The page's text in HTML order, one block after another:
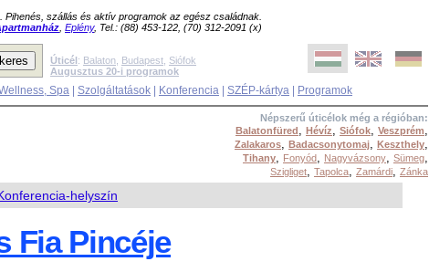
szállás és aktív programok az egész családnak.
Eplény, Tel.: (88) 453-122, (70) 312-2091 (x)
Úticél: Balaton Budapest Siófok
Augusztus 20-i programok
Spa Szolgáltatások Konferencia SZÉP-kártya Programok
Népszerű úticélok még a régióban:
Balatonfüred, Hévíz, Siófok, Veszprém,
Zalakaros, Badacsonytomaj, Keszthely,
Tihany, Fonyód, Nagyvázsony, Sümeg,
Szigliget, Tapolca, Zamárdi, Zánka
helyszín
Fia Pincéje